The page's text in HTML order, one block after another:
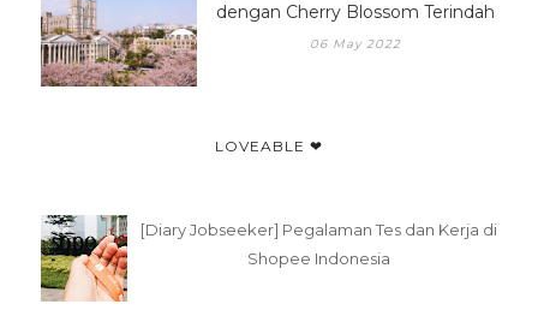
dengan Cherry Blossom Terindah
06 May 2022
LOVEABLE ❤
[Diary Jobseeker] Pegalaman Tes dan Kerja di
Shopee Indonesia